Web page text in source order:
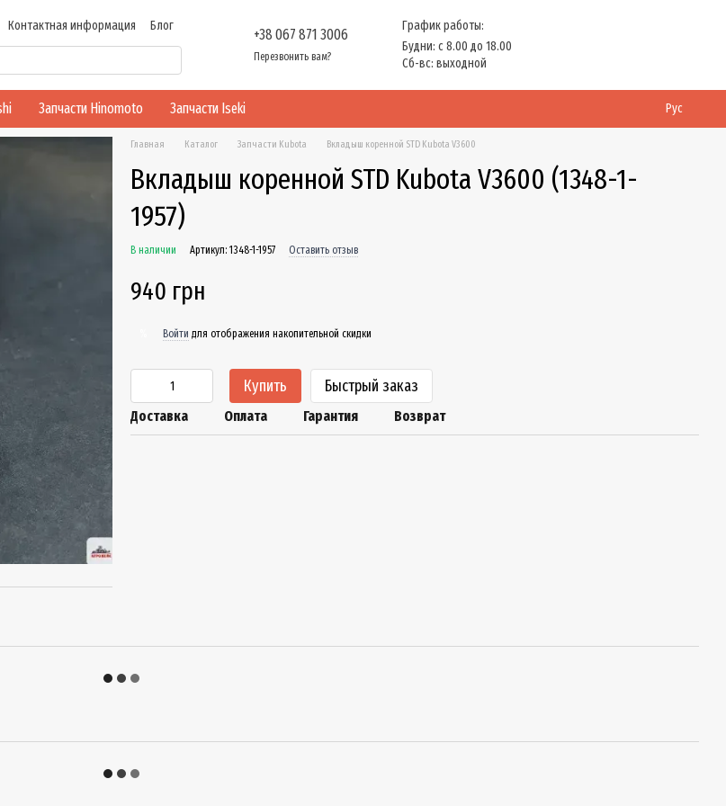
Контактная информация
Блог
+38 067 871 3006
Перезвонить вам?
График работы:
Будни: с 8.00 до 18.00
Сб-вс: выходной
Запчасти Hinomoto Запчасти Iseki Рус
Главная Каталог Запчасти Kubota Вкладыш коренной STD Kubota V3600
Вкладыш коренной STD Kubota V3600 (1348-1-
1957)
В наличии Артикул: 1348-1-1957 Оставить отзыв
940 грн
Войти для отображения накопительной скидки
Купить Быстрый заказ
Доставка Оплата Гарантия Возврат